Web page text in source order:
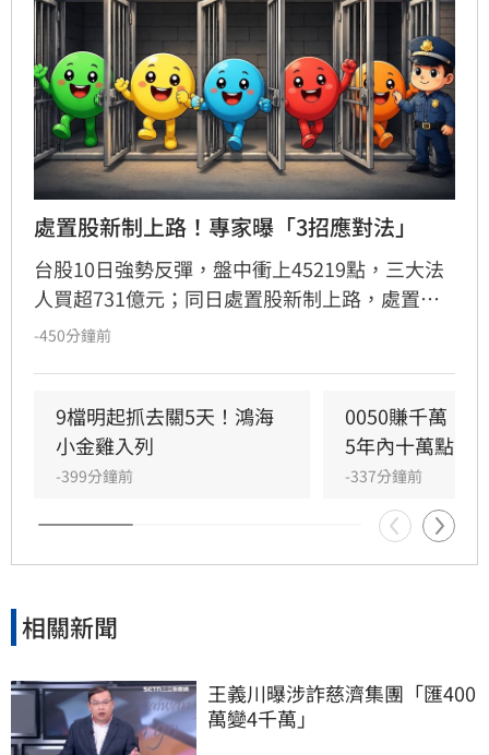
處置股新制上路！專家曝「3招應對法」
台股10日強勢反彈，盤中衝上45219點，三大法
人買超731億元；同日處置股新制上路，處置期
間原則縮至5天，多數個股約每2分鐘撮合一次，
-450分鐘前
9檔明起抓去關5天！鴻海
小金雞入列
-399分鐘前
0050賺千萬！1
5年內十萬點
-337分鐘前
相關新聞
王義川曝涉詐慈濟集團「匯400
萬變4千萬」